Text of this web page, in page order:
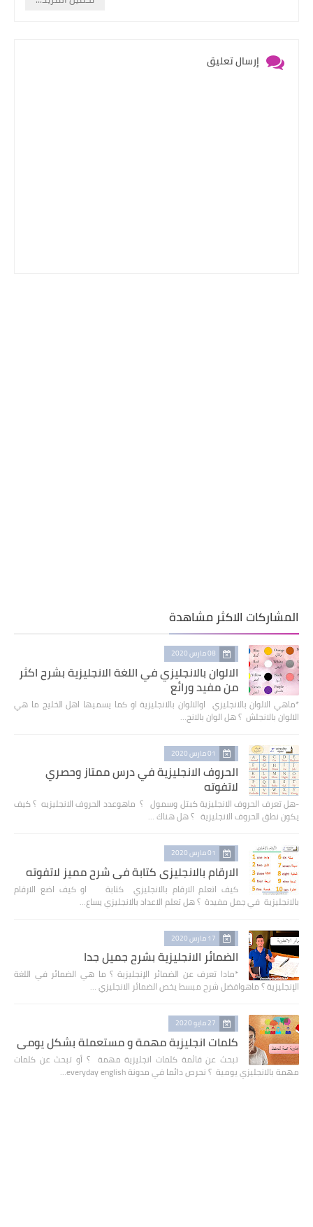
إرسال تعليق
المشاركات الاكثر مشاهدة
08 مارس 2020
الالوان بالانجليزي في اللغة الانجليزية بشرح اكثر
من مفيد ورائع
*ماهي الالوان بالانجليزي اوالالوان بالانجليزية او كما يسميها اهل الخليج ما هي
الالوان بالانجلش ؟ هل الوان بالانج…
01 مارس 2020
الحروف الانجليزية في درس ممتاز وحصري
لاتفوته
-هل تعرف الحروف الانجليزية كبتل وسمول ؟ ماهوعدد الحروف الانجليزيه ؟ كيف
يكون نطق الحروف الانجليزية ؟ هل هناك …
01 مارس 2020
الارقام بالانجليزي كتابة في شرح مميز لاتفوته
كيف اتعلم الارقام بالانجليزي كتابة او كيف اضع الارقام
بالانجليزية في جمل مفيدة ؟ هل تعلم الاعداد بالانجليزي يساع…
17 مارس 2020
الضمائر الانجليزية بشرح جميل جدا
*مادا تعرف عن الضمائر الإنجليزية ؟ ما هي الضمائر في اللغة
الإنجليزية ؟ ماهوافضل شرح مبسط يخص الضمائر الانجليزي …
27 مايو 2020
كلمات انجليزية مهمة و مستعملة بشكل يومي
تبحث عن قائمة كلمات انجليزية مهمة ؟ أو تبحث عن كلمات
مهمة بالانجليزي يومية ؟ نحرص دائما في مدونة everyday english…